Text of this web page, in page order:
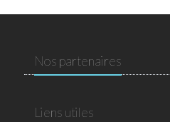
Nos partenaires
Liens utiles